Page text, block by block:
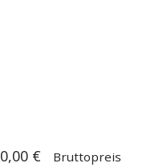
€ Bruttopreis